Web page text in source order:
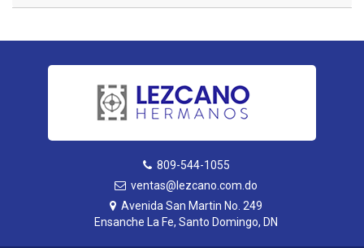
809-544-1055
ventas@lezcano.com.do
Avenida San Martin No. 249
Ensanche La Fe, Santo Domingo, DN